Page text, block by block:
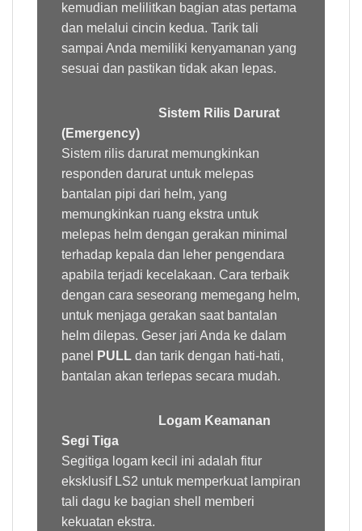
kemudian melilitkan bagian atas pertama
dan melalui cincin kedua. Tarik tali
sampai Anda memiliki kenyamanan yang
sesuai dan pastikan tidak akan lepas.
Sistem Rilis Darurat
(Emergency)
Sistem rilis darurat memungkinkan
responden darurat untuk melepas
bantalan pipi dari helm, yang
memungkinkan ruang ekstra untuk
melepas helm dengan gerakan minimal
terhadap kepala dan leher pengendara
apabila terjadi kecelakaan. Cara terbaik
dengan cara seseorang memegang helm,
untuk menjaga gerakan saat bantalan
helm dilepas. Geser jari Anda ke dalam
panel
PULL dan tarik dengan hati-hati,
bantalan akan terlepas secara mudah.
Logam Keamanan
Segi Tiga
Segitiga logam kecil ini adalah fitur
eksklusif LS2 untuk memperkuat lampiran
tali dagu ke bagian shell memberi
kekuatan ekstra.